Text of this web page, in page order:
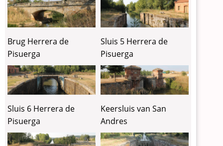
Brug Herrera de
Pisuerga
Sluis 5 Herrera de
Pisuerga
Sluis 6 Herrera de
Pisuerga
Keersluis van San
Andres